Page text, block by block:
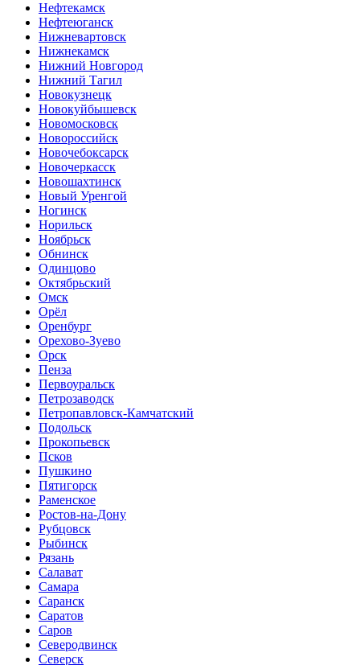
Нефтекамск
Нефтеюганск
Нижневартовск
Нижнекамск
Нижний Новгород
Нижний Тагил
Новокузнецк
Новокуйбышевск
Новомосковск
Новороссийск
Новочебоксарск
Новочеркасск
Новошахтинск
Новый Уренгой
Ногинск
Норильск
Ноябрьск
Обнинск
Одинцово
Октябрьский
Омск
Орёл
Оренбург
Орехово-Зуево
Орск
Пенза
Первоуральск
Петрозаводск
Петропавловск-Камчатский
Подольск
Прокопьевск
Псков
Пушкино
Пятигорск
Раменское
Ростов-на-Дону
Рубцовск
Рыбинск
Рязань
Салават
Самара
Саранск
Саратов
Саров
Северодвинск
Северск